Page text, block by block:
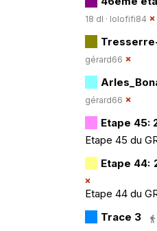
18 dl · lolofifi84
gérard66
gérard66
Etape 45:
Etape 45 du
Etape 44:
Etape 44 du
Trace 3